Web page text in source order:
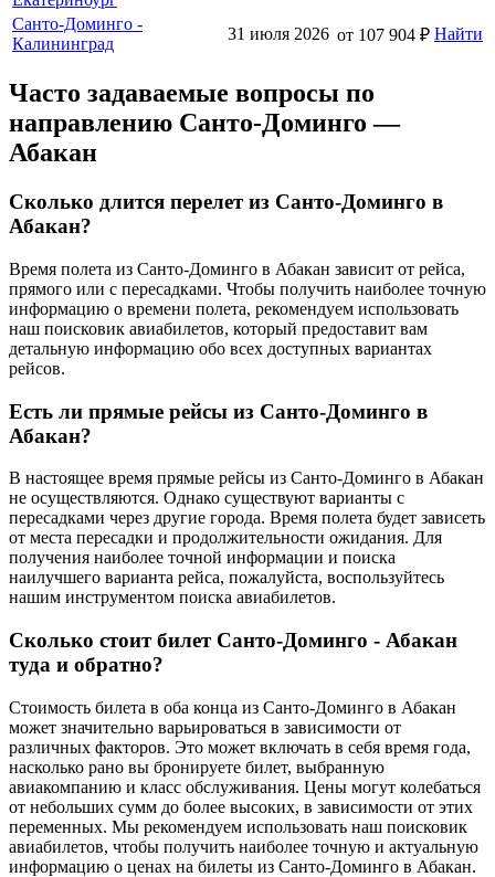
Санто-Доминго -
Калининград
31 июля 2026 от 107 904 ₽ Найти
Часто задаваемые вопросы по
направлению Санто-Доминго —
Абакан
Сколько длится перелет из Санто-Доминго в
Абакан?
Время полета из Санто-Доминго в Абакан зависит от рейса,
прямого или с пересадками. Чтобы получить наиболее точную
информацию о времени полета, рекомендуем использовать
наш поисковик авиабилетов, который предоставит вам
детальную информацию обо всех доступных вариантах
рейсов.
Есть ли прямые рейсы из Санто-Доминго в
Абакан?
В настоящее время прямые рейсы из Санто-Доминго в Абакан
не осуществляются. Однако существуют варианты с
пересадками через другие города. Время полета будет зависеть
от места пересадки и продолжительности ожидания. Для
получения наиболее точной информации и поиска
наилучшего варианта рейса, пожалуйста, воспользуйтесь
нашим инструментом поиска авиабилетов.
Сколько стоит билет Санто-Доминго - Абакан
туда и обратно?
Стоимость билета в оба конца из Санто-Доминго в Абакан
может значительно варьироваться в зависимости от
различных факторов. Это может включать в себя время года,
насколько рано вы бронируете билет, выбранную
авиакомпанию и класс обслуживания. Цены могут колебаться
от небольших сумм до более высоких, в зависимости от этих
переменных. Мы рекомендуем использовать наш поисковик
авиабилетов, чтобы получить наиболее точную и актуальную
информацию о ценах на билеты из Санто-Доминго в Абакан.